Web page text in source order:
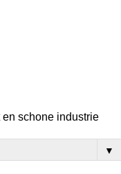
schone industrie
▼